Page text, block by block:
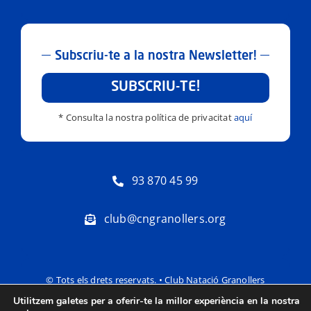
Subscriu-te a la nostra Newsletter!
SUBSCRIU-TE!
* Consulta la nostra política de privacitataquí
93 870 45 99
club@cngranollers.org
© Tots els drets reservats. • Club Natació Granollers
Utilitzem galetes per a oferir-te la millor experiència en la nostra